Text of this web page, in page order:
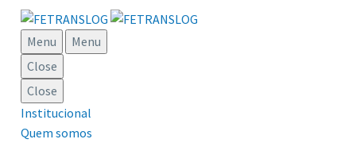
Menu
Menu
Close
Close
Institucional
Quem somos